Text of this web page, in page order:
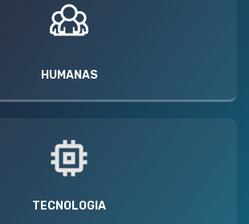
HUMANAS
TECNOLOGIA